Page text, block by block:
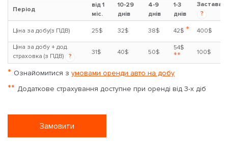
Період
від 1
міс.
10-29
днів
4-9
днів
1-3
днів
Застава
?
Ціна за добу(з ПДВ) 25$ 32$ 38$ 42$ * 400$
Ціна за добу + дод.
страховка (з ПДВ)
?
31$ 40$ 50$
54$
** 100$
* Ознайомитися з умовами оренди авто на добу
** Додаткове страхування доступне при оренді від 3-х діб
Замовити